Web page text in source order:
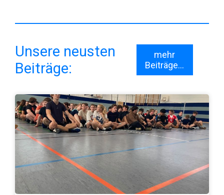
Unsere neusten
Beiträge:
mehr
Beiträge...